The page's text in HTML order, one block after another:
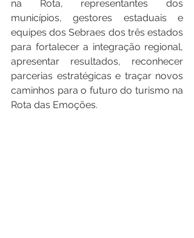
na Rota, representantes dos
municípios, gestores estaduais e
equipes dos Sebraes dos três estados
para fortalecer a integração regional,
apresentar resultados, reconhecer
parcerias estratégicas e traçar novos
caminhos para o futuro do turismo na
Rota das Emoções.